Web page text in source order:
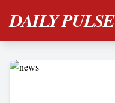
DAILY PULSE